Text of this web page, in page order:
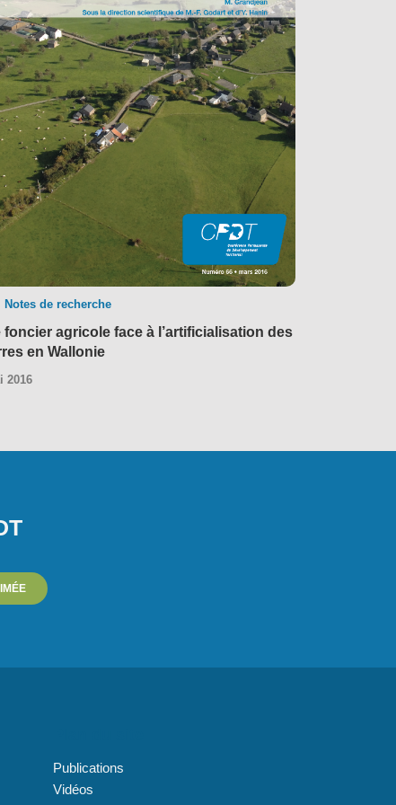
Notes de recherche
foncier agricole face à l’artificialisation des
en Wallonie
2016
Publications
Vidéos